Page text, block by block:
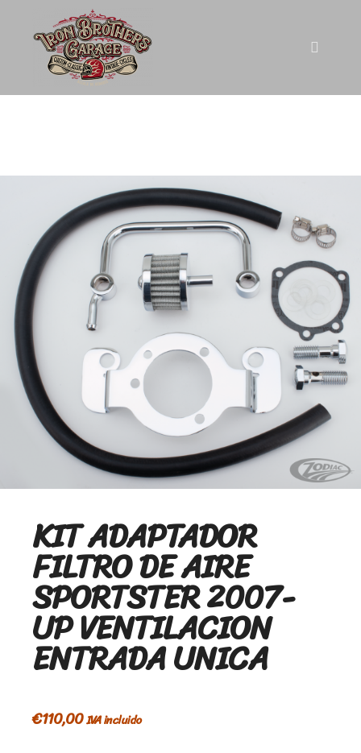
KIT ADAPTADOR
FILTRO DE AIRE
SPORTSTER 2007-
UP VENTILACION
ENTRADA UNICA
€110,00IVA incluido